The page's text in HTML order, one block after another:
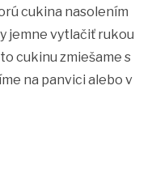
cukina nasolením
jemne vytlačiť rukou
cukinu zmiešame s
na panvici alebo v